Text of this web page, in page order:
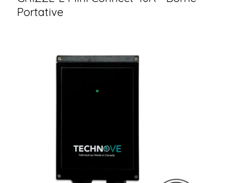
Portative